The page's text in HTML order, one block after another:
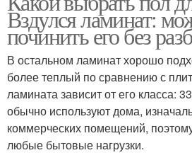
Вздулся ламинат:
починить его без
В остальном ламинат хорошо
более теплый по сравнению с
ламината зависит от его класса:
обычно используют дома,
коммерческих помещений,
любые бытовые нагрузки.